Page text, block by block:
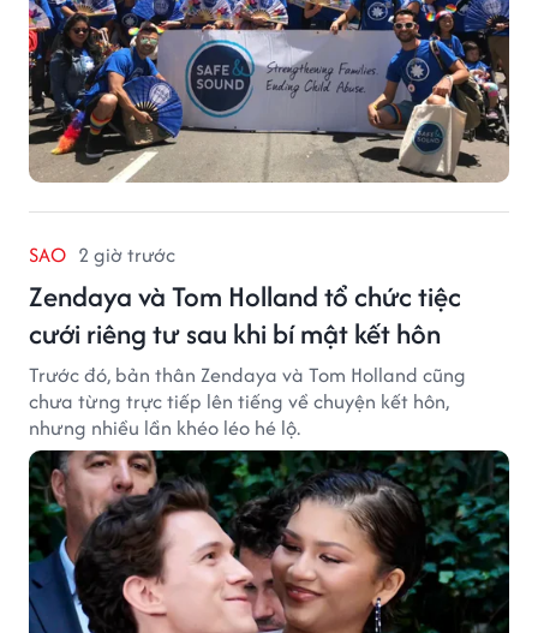
SAO 2 giờ trước
Zendaya và Tom Holland tổ chức tiệc
cưới riêng tư sau khi bí mật kết hôn
Trước đó, bản thân Zendaya và Tom Holland cũng
chưa từng trực tiếp lên tiếng về chuyện kết hôn,
nhưng nhiều lần khéo léo hé lộ.